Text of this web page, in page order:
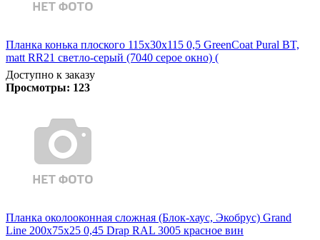
Планка конька плоского 115х30х115 0,5 GreenCoat Pural BT,
matt RR21 светло-серый (7040 серое окно) (
Доступно к заказу
Просмотры: 123
Планка околооконная сложная (Блок-хаус, Экобрус) Grand
Line 200х75х25 0,45 Drap RAL 3005 красное вин